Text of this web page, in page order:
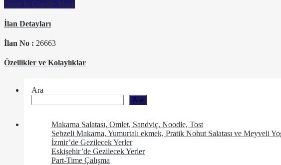
Open In Google Maps
İlan Detayları
İlan No : 26663
Özellikler ve Kolaylıklar
Ara
Ara
Makarna Salatası, Omlet, Sandviç, Noodle, Tost
Sebzeli Makarna, Yumurtalı ekmek, Pratik Nohut Salatası ve Meyveli
İzmir’de Gezilecek Yerler
Eskişehir’de Gezilecek Yerler
Part-Time Çalışma